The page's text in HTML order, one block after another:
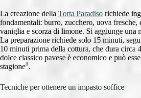
La creazione della Torta Paradiso richiede
fondamentali: burro, zucchero, uova fresche,
vaniglia e scorza di limone. Si aggiunge una
La preparazione richiede solo 15 minuti,
10 minuti prima della cottura, che dura circa
dolce classico pavese è economico e può
stagione8.
Tecniche per ottenere un impasto soffice